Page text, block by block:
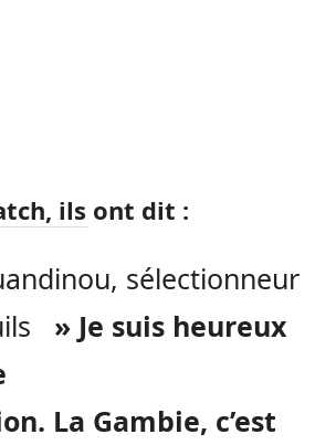
ils ont dit :
sélectionneur
» Je suis heureux
La Gambie, c’est